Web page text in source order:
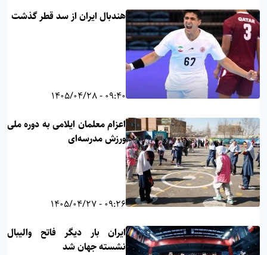
هندبال ایران از سد قطر گذشت
09:40 - 1405/04/28
اعزام معلمان ایلامی به دوره ملی
ورزش مدرسه‌ای
09:26 - 1405/04/27
ایران بار دیگر فاتح والیبال
نشسته جهان شد